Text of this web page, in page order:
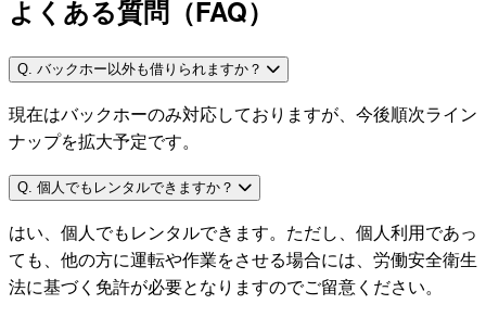
よくある質問（FAQ）
Q. バックホー以外も借りられますか？
現在はバックホーのみ対応しておりますが、今後順次ライン
ナップを拡大予定です。
Q. 個人でもレンタルできますか？
はい、個人でもレンタルできます。ただし、個人利用であっ
ても、他の方に運転や作業をさせる場合には、労働安全衛生
法に基づく免許が必要となりますのでご留意ください。